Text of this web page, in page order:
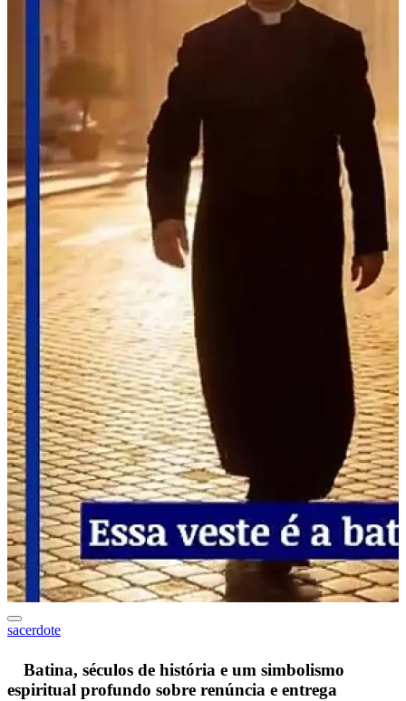
sacerdote
Batina, séculos de história e um simbolismo
espiritual profundo sobre renúncia e entrega